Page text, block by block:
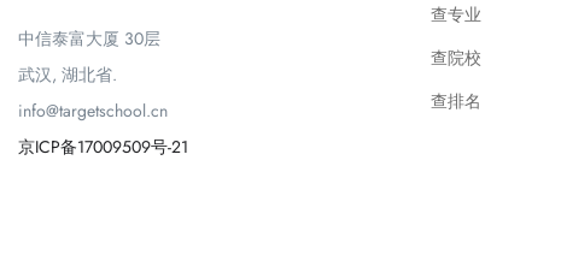
中信泰富大厦 30层
武汉, 湖北省.
info@targetschool.cn
京ICP备17009509号-21
查专业
查院校
查排名